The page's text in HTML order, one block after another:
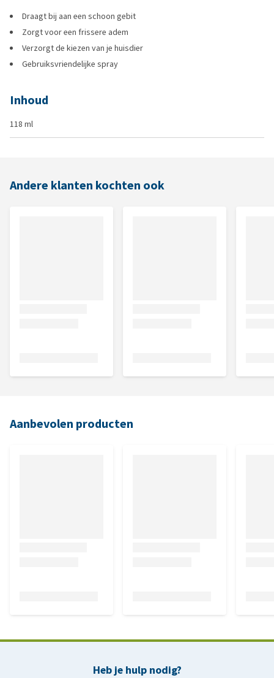
Draagt bij aan een schoon gebit
Zorgt voor een frissere adem
Verzorgt de kiezen van je huisdier
Gebruiksvriendelijke spray
Inhoud
118 ml
Andere klanten kochten ook
Aanbevolen producten
Heb je hulp nodig?